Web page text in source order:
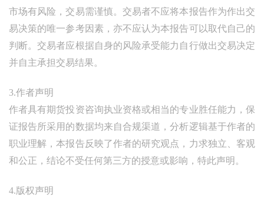
市场有风险，交易需谨慎。交易者不应将本报告作为作出交
易决策的唯一参考因素，亦不应认为本报告可以取代自己的
判断。交易者应根据自身的风险承受能力自行做出交易决定
并自主承担交易结果。
3.作者声明
作者具有期货投资咨询执业资格或相当的专业胜任能力，保
证报告所采用的数据均来自合规渠道，分析逻辑基于作者的
职业理解，本报告反映了作者的研究观点，力求独立、客观
和公正，结论不受任何第三方的授意或影响，特此声明。
4.版权声明